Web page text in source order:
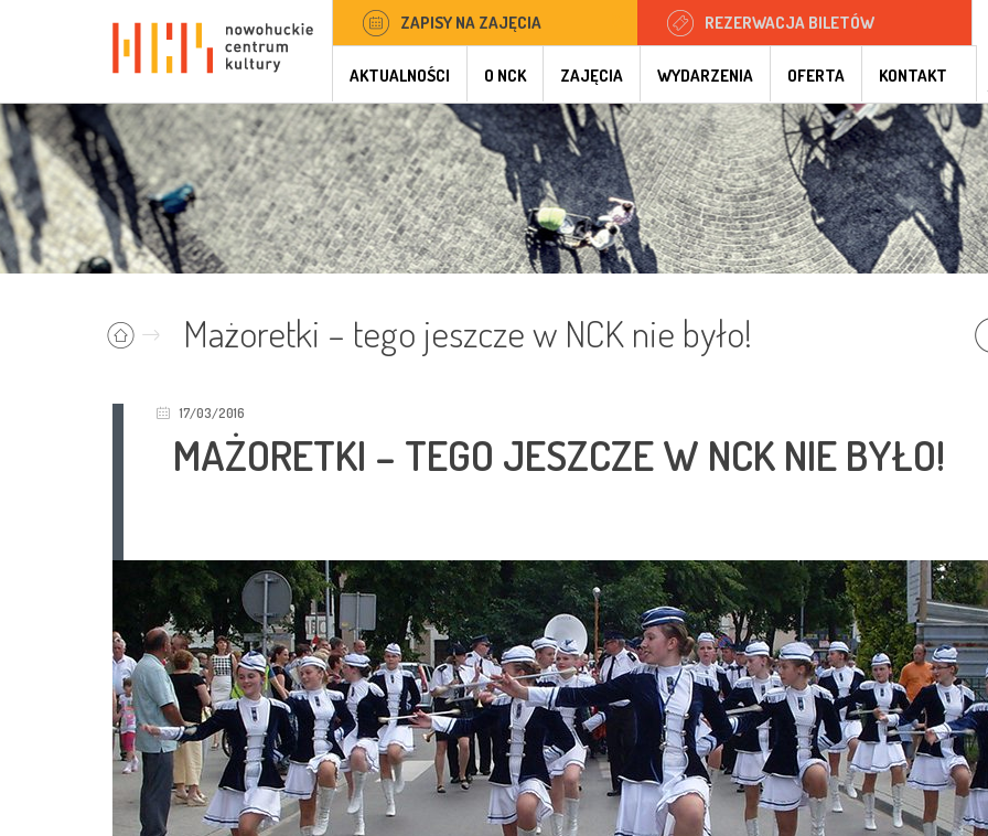
ZAPISY NA ZAJĘCIA REZERWACJA BILETÓW
AKTUALNOŚCI O NCK ZAJĘCIA WYDARZENIA OFERTA KONTAKT
Mażoretki – tego jeszcze w NCK nie było!
17/03/2016
MAŻORETKI – TEGO JESZCZE W NCK NIE BYŁO!